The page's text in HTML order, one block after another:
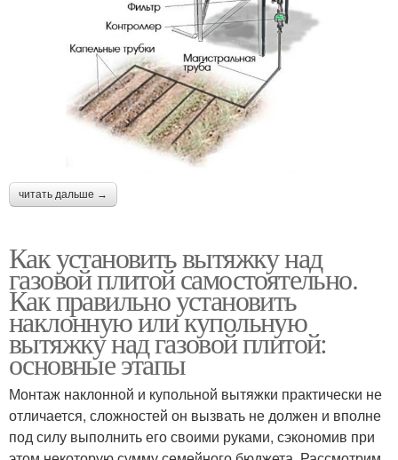
читать дальше →
Как установить вытяжку над
газовой плитой самостоятельно.
Как правильно установить
наклонную или купольную
вытяжку над газовой плитой:
основные этапы
Монтаж наклонной и купольной вытяжки практически не
отличается, сложностей он вызвать не должен и вполне
под силу выполнить его своими руками, сэкономив при